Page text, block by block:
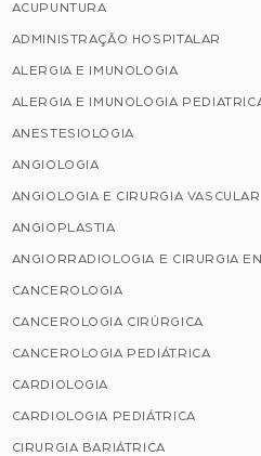
ACUPUNTURA
ADMINISTRAÇÃO HOSPITALAR
ALERGIA E IMUNOLOGIA
ALERGIA E IMUNOLOGIA
ANESTESIOLOGIA
ANGIOLOGIA
ANGIOLOGIA E CIRURGIA VASCULAR
ANGIOPLASTIA
ANGIORRADIOLOGIA E CIRURGIA
CANCEROLOGIA
CANCEROLOGIA CIRÚRGICA
CANCEROLOGIA PEDIÁTRICA
CARDIOLOGIA
CARDIOLOGIA PEDIÁTRICA
CIRURGIA BARIÁTRICA